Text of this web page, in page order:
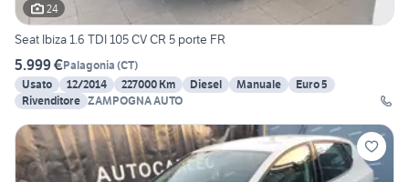
24
Seat Ibiza 1.6 TDI 105 CV CR 5 porte FR
5.999 €Palagonia (CT)
Usato
12/2014 227000 Km Diesel Manuale
Euro 5
Rivenditore ZAMPOGNA AUTO